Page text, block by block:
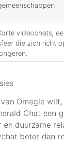
videochats,
die zich richt
Omegle
Chat een
en duurzame
beter dan